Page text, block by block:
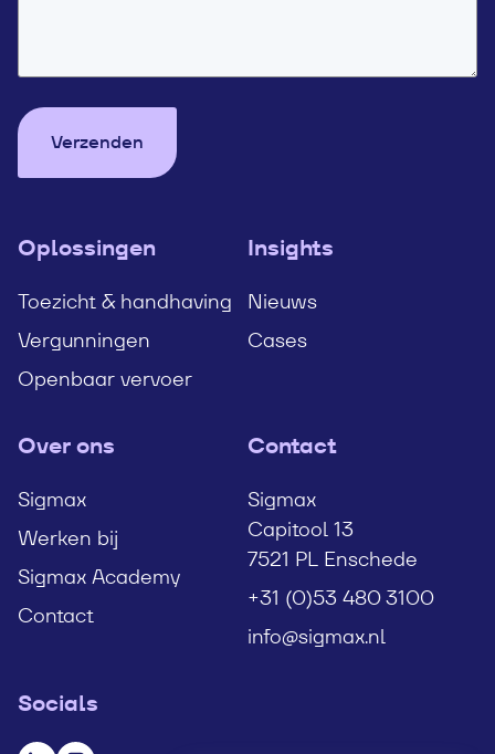
Verzenden
Oplossingen
Toezicht & handhaving
Vergunningen
Openbaar vervoer
Insights
Nieuws
Cases
Over ons
Sigmax
Werken bij
Sigmax Academy
Contact
Contact
Sigmax
Capitool 13
7521 PL Enschede
+31 (0)53 480 3100
info@sigmax.nl
Socials